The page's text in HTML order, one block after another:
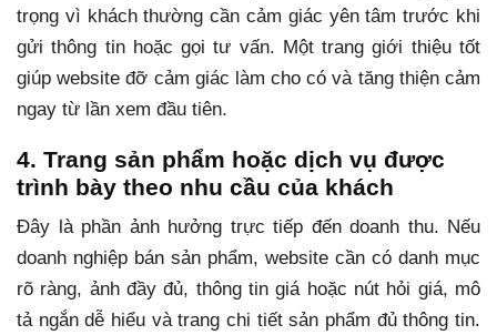
trọng vì khách thường cần cảm giác yên tâm trước khi
gửi thông tin hoặc gọi tư vấn. Một trang giới thiệu tốt
giúp website đỡ cảm giác làm cho có và tăng thiện cảm
ngay từ lần xem đầu tiên.
4. Trang sản phẩm hoặc dịch vụ được
trình bày theo nhu cầu của khách
Đây là phần ảnh hưởng trực tiếp đến doanh thu. Nếu
doanh nghiệp bán sản phẩm, website cần có danh mục
rõ ràng, ảnh đầy đủ, thông tin giá hoặc nút hỏi giá, mô
tả ngắn dễ hiểu và trang chi tiết sản phẩm đủ thông tin.